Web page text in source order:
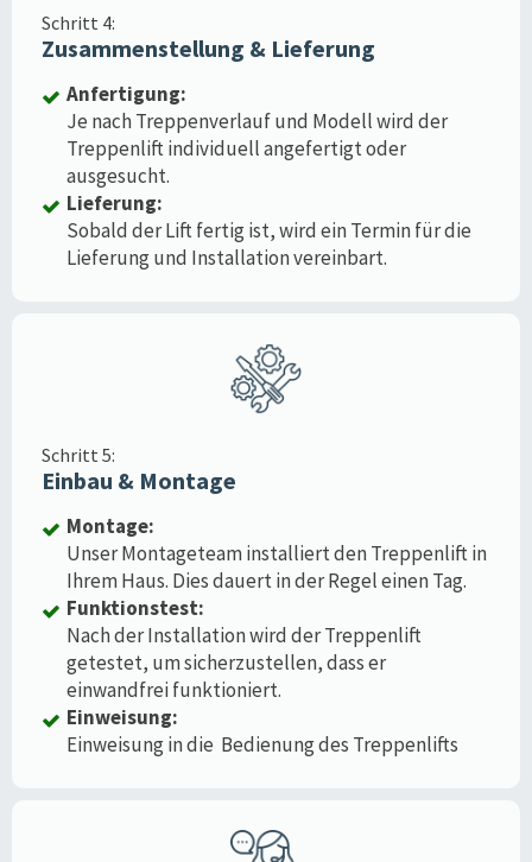
Schritt 4:
Zusammenstellung & Lieferung
Anfertigung:
Je nach Treppenverlauf und Modell wird der
Treppenlift individuell angefertigt oder
ausgesucht.
Lieferung:
Sobald der Lift fertig ist, wird ein Termin für die
Lieferung und Installation vereinbart.
Schritt 5:
Einbau & Montage
Montage:
Unser Montageteam installiert den Treppenlift in
Ihrem Haus. Dies dauert in der Regel einen Tag.
Funktionstest:
Nach der Installation wird der Treppenlift
getestet, um sicherzustellen, dass er
einwandfrei funktioniert.
Einweisung:
Einweisung in die Bedienung des Treppenlifts